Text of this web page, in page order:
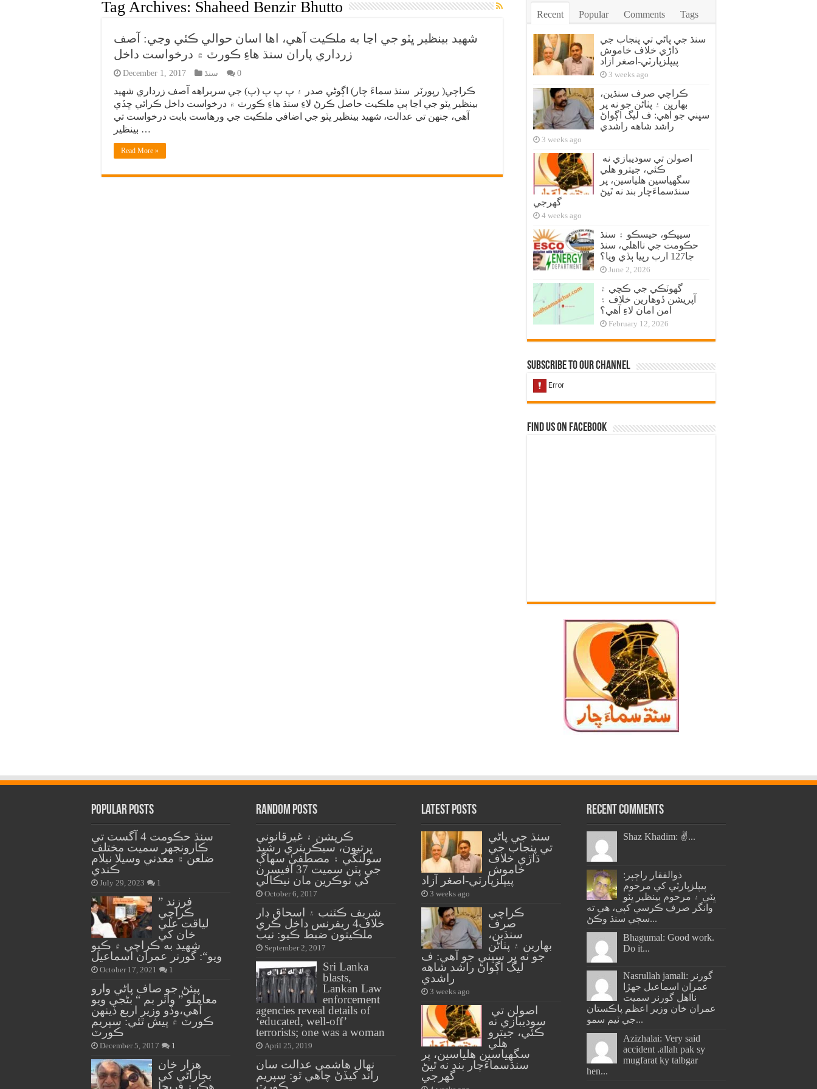
Tag Archives: Shaheed Benzir Bhutto
شهيد بينظير ڀٽو جي اڃا به ملڪيت آهي، اها اسان حوالي ڪئي وڃي: آصف
زرداري پاران سنڌ هاءِ ڪورٽ ۾ درخواست داخل
December 1, 2017 سنڌ 0
ڪراچي( رپورٽر سنڌ سماءَ چار) اڳوڻي صدر ۽ پ پ پ (پ) جي سربراهه آصف زرداري شهيد
بينظير ڀٽو جي اڃا ٻي ملڪيت حاصل ڪرڻ لاءِ سنڌ هاءِ ڪورٽ ۾ درخواست داخل ڪرائي ڇڏي
آهي، جنهن تي عدالت، شهيد بينظير ڀٽو جي اضافي ملڪيت جي ورهاست بابت درخواست تي
بينظير …
Read More »
Recent Popular Comments Tags
سنڌ جي پاڻي تي پنجاب جي
ڌاڙي خلاف خاموش
پيپلزپارٽي-اصغر آزاد
3 weeks ago
ڪراچي صرف سنڌين،
بهارين ۽ پٺاڻن جو نه پر
سڀني جو آهي: ف ليگ اڳواڻ
راشد شاهه راشدي
3 weeks ago
ڪئي، جيترو هلي
سگهياسين هلياسين، پر
سنڌسماءَچار بند نه ٿيڻ
گهرجي
4 weeks ago
سيپڪو، حيسڪو ۽ سنڌ
حڪومت جي نااهلي، سنڌ
جا127 ارب رپيا ٻڏي ويا؟
June 2, 2026
گهوٽڪي جي ڪچي ۾
آپريشن ڏوهارين خلاف ۽
امن امان لاءِ آهي؟
February 12, 2026
Subscribe to our Channel
Find us on Facebook
Popular Posts
سنڌ حڪومت 4 آگسٽ تي
ڪارونجهر سميت مختلف
ضلعن ۾ معدني وسيلا نيلام
ڪندي
July 29, 2023 1
” فرزند
ڪراچي
لياقت علي
خان کي
شهيد به ڪراچي ۾ ڪيو
ويو“: گورنر عمران اسماعيل
October 17, 2021 1
پيئڻ جو صاف پاڻي وارو
معاملو ” واٽر بم “ بڻجي ويو
آهي،وڏو وزير اربع ڏينهن
ڪورٽ ۾ پيش ٿئي: سپريم
ڪورٽ
December 5, 2017 1
هزار خان
بجاراڻي کي
هڪ ۽ فريحا
Random Posts
ڪرپشن ۽ غيرقانوني
ڀرتيون، سيڪريٽري رشيد
سولنگي ۽ مصطفيٰ سهاڳ
جي پٽن سميت 37 آفيسرن
کي نوڪرين مان نيڪالي
October 6, 2017
شريف ڪٽنب ۽ اسحاق ڊار
خلاف4 ريفرنس داخل ڪري
ملڪيتون ضبط ڪيو: نيب
September 2, 2017
Sri Lanka
blasts,
Lankan Law
enforcement
agencies reveal details of
‘educated, well-off’
terrorists; one was a woman
April 25, 2019
نهال هاشمي عدالت سان
راند کيڏڻ چاهي ٿو: سپريم
ڪورٽ
Latest Posts
سنڌ جي پاڻي
تي پنجاب جي
ڌاڙي خلاف
خاموش
پيپلزپارٽي-اصغر آزاد
3 weeks ago
ڪراچي
صرف
سنڌين،
بهارين ۽ پٺاڻن
جو نه پر سڀني جو آهي: ف
ليگ اڳواڻ راشد شاهه
راشدي
3 weeks ago
سوديبازي نه
ڪئي، جيترو
هلي
سگهياسين هلياسين، پر
سنڌسماءَچار بند نه ٿيڻ
گهرجي
Recent Comments
Shaz Khadim: ✌️...
ذوالفقار راڄپر:
پيپلزپارٽي کي مرحوم
ڀٽي ۽ مرحوم بينظير ڀٽو
وانگر صرف ڪرسي کپي، هي ته
سڄي سنڌ وڪڻ...
Bhagumal: Good work.
Do it...
Nasrullah jamali: گورنر
عمران اسماعيل جھڙا
نااهل گورنر سميت
عمران خان وزير اعظم پاڪستان
جي ٽيم سمو...
Azizhalai: Very said
accident .allah pak sy
mugfarat ky talbgar
hen...